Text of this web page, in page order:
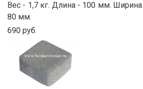
Вес - 1,7 кг. Длина - 100 мм.
80 мм.
690 руб.